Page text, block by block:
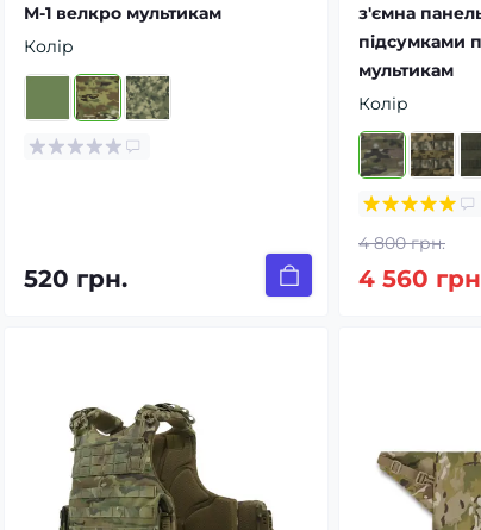
M-1 велкро мультикам
Колір
520 грн.
з'ємна
підсумками
мультикам
Колір
4 800 грн.
4 560